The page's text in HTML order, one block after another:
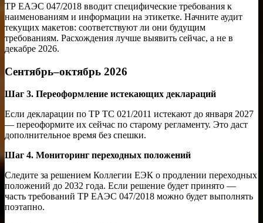
ТР ЕАЭС 047/2018 вводит специфические требования к
наименованиям и информации на этикетке. Начните аудит
текущих макетов: соответствуют ли они будущим
требованиям. Расхождения лучше выявить сейчас, а не в
декабре 2026.
Сентябрь–октябрь 2026
Шаг 3. Переоформление истекающих деклараций
Если декларации по ТР ТС 021/2011 истекают до января 2027
— переоформите их сейчас по старому регламенту. Это даст
дополнительное время без спешки.
Шаг 4. Мониторинг переходных положений
Следите за решением Коллегии ЕЭК о продлении переходных
положений до 2032 года. Если решение будет принято —
часть требований ТР ЕАЭС 047/2018 можно будет выполнять
поэтапно.